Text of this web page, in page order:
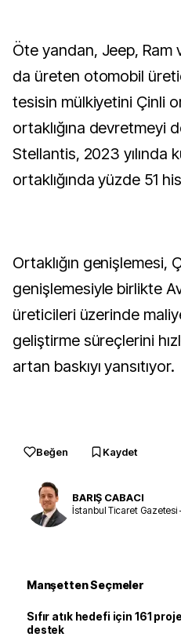
Öte yandan, Jeep, Ram
da üreten otomobil
tesisin mülkiyetini Çinli
ortaklığına devretmeyi
Stellantis, 2023 yılında
ortaklığında yüzde 51
Ortaklığın genişlemesi,
genişlemesiyle birlikte
üreticileri üzerinde
geliştirme süreçlerini
artan baskıyı yansıtıyor.
Beğen Kaydet
BARIŞ CABACI
İstanbul Ticaret Gazetesi
Manşetten Seçmeler
Sıfır atık hedefi için 161
destek